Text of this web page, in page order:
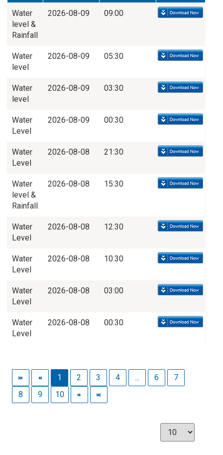
Water
level &
Rainfall
2026-08-09 09:00
Water
level
2026-08-09 05:30
Water
level
2026-08-09 03:30
Water
Level
2026-08-09 00:30
Water
Level
2026-08-08 21:30
Water
level &
Rainfall
2026-08-08 15:30
Water
Level
2026-08-08 12:30
Water
Level
2026-08-08 10:30
Water
Level
2026-08-08 03:00
Water
Level
2026-08-08 00:30
1 2 3 4 ... 6
7
8
9 10